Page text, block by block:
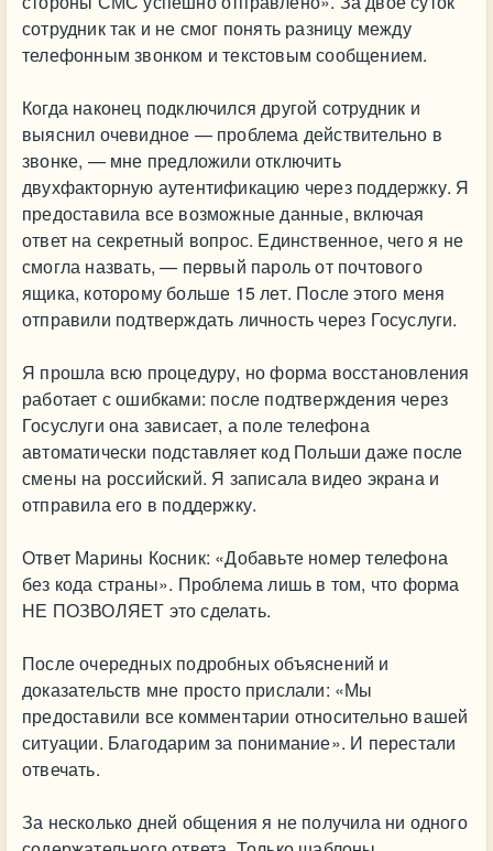
сотрудник так и не смог понять разницу между
телефонным звонком и текстовым сообщением.
Когда наконец подключился другой сотрудник и
выяснил очевидное — проблема действительно в
звонке, — мне предложили отключить
двухфакторную аутентификацию через поддержку. Я
предоставила все возможные данные, включая
ответ на секретный вопрос. Единственное, чего я не
смогла назвать, — первый пароль от почтового
ящика, которому больше 15 лет. После этого меня
отправили подтверждать личность через Госуслуги.
Я прошла всю процедуру, но форма восстановления
работает с ошибками: после подтверждения через
Госуслуги она зависает, а поле телефона
автоматически подставляет код Польши даже после
смены на российский. Я записала видео экрана и
отправила его в поддержку.
Ответ Марины Косник: «Добавьте номер телефона
без кода страны». Проблема лишь в том, что форма
НЕ ПОЗВОЛЯЕТ это сделать.
После очередных подробных объяснений и
доказательств мне просто прислали: «Мы
предоставили все комментарии относительно вашей
ситуации. Благодарим за понимание». И перестали
отвечать.
За несколько дней общения я не получила ни одного